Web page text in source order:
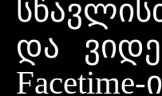
და